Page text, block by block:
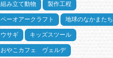
組み立て動物 製作工程
ペーオアークラフト 地球のなかまたち
ウサギ キッズスツール
おやこカフェ ヴェルデ